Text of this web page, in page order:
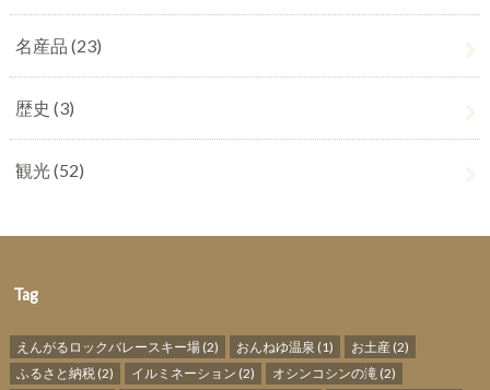
名産品 (23)
歴史 (3)
観光(52)
Tag
えんがるロックバレースキー場(2) おんねゆ温泉 (1) お土産 (2)
ふるさと納税(2) イルミネーション (2) オシンコシンの滝 (2)